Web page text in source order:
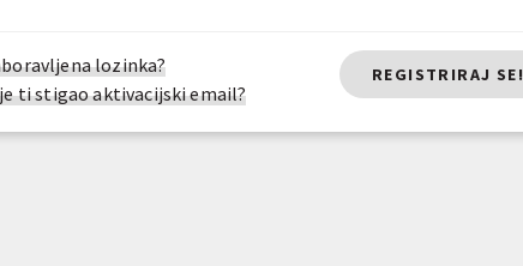
lozinka?
ti stigao aktivacijski email?
REGISTRIRAJ SE!